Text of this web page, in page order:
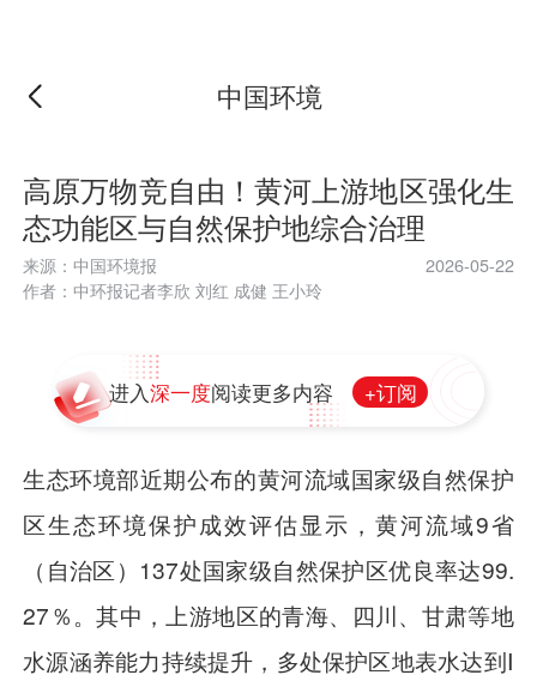
中国环境
高原万物竞自由！黄河上游地区强化生
态功能区与自然保护地综合治理
来源：中国环境报
2026-05-22
作者：中环报记者李欣 刘红 成健 王小玲
进入深一度阅读更多内容 +订阅
生态环境部近期公布的黄河流域国家级自然保护
区生态环境保护成效评估显示，黄河流域9省
（自治区）137处国家级自然保护区优良率达99.
27％。其中，上游地区的青海、四川、甘肃等地
水源涵养能力持续提升，多处保护区地表水达到Ⅰ